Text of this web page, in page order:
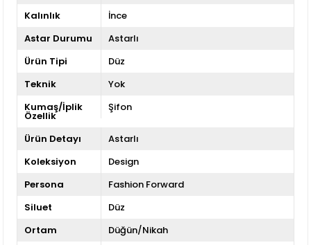
Kalınlık
İnce
Astar Durumu
Astarlı
Ürün Tipi
Düz
Teknik
Yok
Kumaş/İplik
Özellik
Şifon
Ürün Detayı
Astarlı
Koleksiyon
Design
Persona
Fashion Forward
Siluet
Düz
Ortam
Düğün/Nikah